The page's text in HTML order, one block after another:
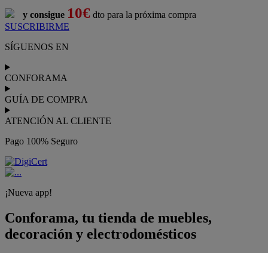
y consigue 10€ dto para la próxima compra
SUSCRIBIRME
SÍGUENOS EN
CONFORAMA
GUÍA DE COMPRA
ATENCIÓN AL CLIENTE
Pago 100% Seguro
¡Nueva app!
Conforama, tu tienda de muebles,
decoración y electrodomésticos